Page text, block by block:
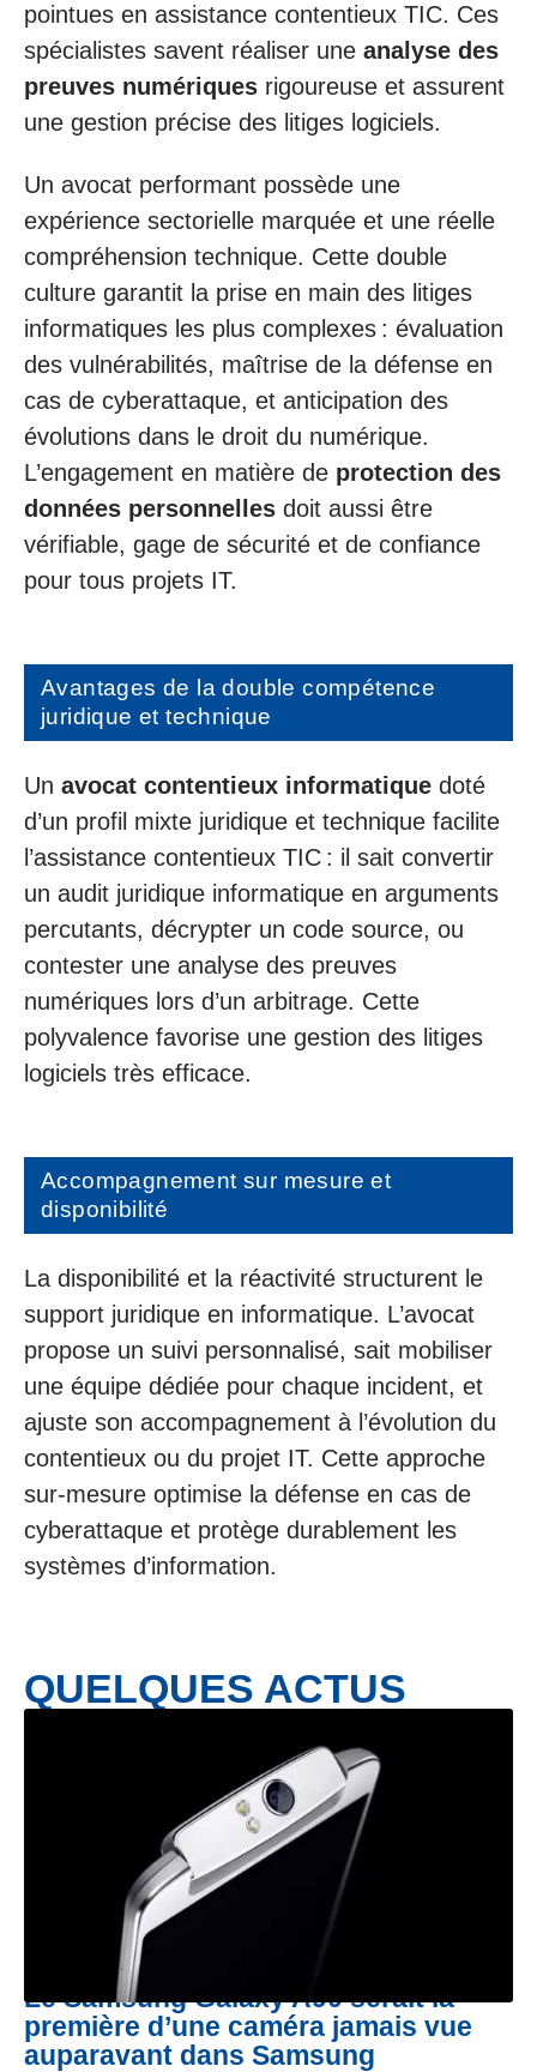
pointues en assistance contentieux TIC. Ces
spécialistes savent réaliser une analyse des
preuves numériques rigoureuse et assurent
une gestion précise des litiges logiciels.
Un avocat performant possède une
expérience sectorielle marquée et une réelle
compréhension technique. Cette double
culture garantit la prise en main des litiges
informatiques les plus complexes : évaluation
des vulnérabilités, maîtrise de la défense en
cas de cyberattaque, et anticipation des
évolutions dans le droit du numérique.
L’engagement en matière de protection des
données personnelles doit aussi être
vérifiable, gage de sécurité et de confiance
pour tous projets IT.
Avantages de la double compétence
juridique et technique
Un avocat contentieux informatique doté
d’un profil mixte juridique et technique facilite
l’assistance contentieux TIC : il sait convertir
un audit juridique informatique en arguments
percutants, décrypter un code source, ou
contester une analyse des preuves
numériques lors d’un arbitrage. Cette
polyvalence favorise une gestion des litiges
logiciels très efficace.
Accompagnement sur mesure et
disponibilité
La disponibilité et la réactivité structurent le
support juridique en informatique. L’avocat
propose un suivi personnalisé, sait mobiliser
une équipe dédiée pour chaque incident, et
ajuste son accompagnement à l’évolution du
contentieux ou du projet IT. Cette approche
sur-mesure optimise la défense en cas de
cyberattaque et protège durablement les
systèmes d’information.
QUELQUES ACTUS
Le Samsung Galaxy A90 serait la
première d’une caméra jamais vue
auparavant dans Samsung